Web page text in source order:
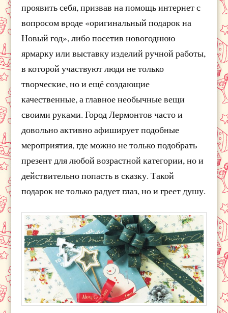
проявить себя, призвав на помощь интернет с
вопросом вроде «оригинальный подарок на
Новый год», либо посетив новогоднюю
ярмарку или выставку изделий ручной работы,
в которой участвуют люди не только
творческие, но и ещё создающие
качественные, а главное необычные вещи
своими руками. Город Лермонтов часто и
довольно активно афиширует подобные
мероприятия, где можно не только подобрать
презент для любой возрастной категории, но и
действительно попасть в сказку. Такой
подарок не только радует глаз, но и греет душу.